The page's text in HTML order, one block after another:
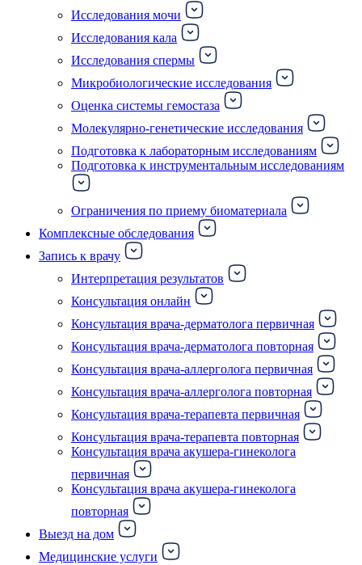
Исследования мочи
Исследования кала
Исследования спермы
Микробиологические исследования
Оценка системы гемостаза
Молекулярно-генетические исследования
Подготовка к лабораторным исследованиям
Подготовка к инструментальным исследованиям
Ограничения по приему биоматериала
Комплексные обследования
Запись к врачу
Интерпретация результатов
Консультация онлайн
Консультация врача-дерматолога первичная
Консультация врача-дерматолога повторная
Консультация врача-аллерголога первичная
Консультация врача-аллерголога повторная
Консультация врача-терапевта первичная
Консультация врача-терапевта повторная
Консультация врача акушера-гинеколога
первичная
Консультация врача акушера-гинеколога
повторная
Выезд на дом
Медицинские услуги